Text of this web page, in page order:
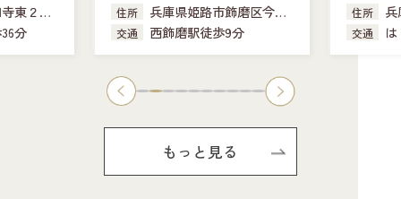
東２丁
分
住所 兵庫県姫路市飾磨区今在
家
交通 西飾磨駅徒歩9分
住所
341-18
交通
もっと見る